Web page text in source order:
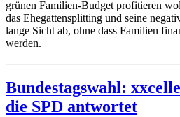
grünen Familien-Budget profitieren
das Ehegattensplitting und seine
lange Sicht ab, ohne dass Familien
werden.
Bundestagswahl:
die SPD antwortet